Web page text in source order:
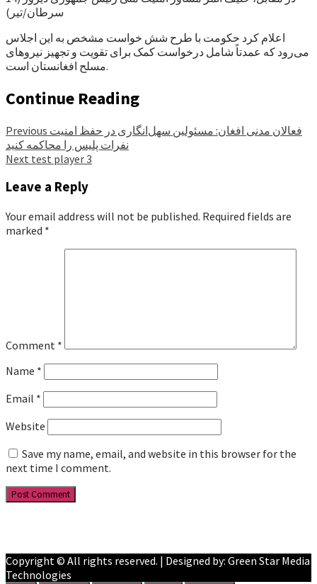
سرطان/تیر)
اعلام کرد حکومت با طرح شش خواست مشخص به این اجلاس
می‌رود که عمدتاً شامل درخواست کمک برای تقویت و تجهیز نیروهای
مسلح افغانستان است.
Continue Reading
Previous
نفرات پلیس را محاکمه کنید
Next test player 3
Leave a Reply
Your email address will not be published. Required fields are
marked *
Comment *
Name *
Email *
Website
Save my name, email, and website in this browser for the
next time I comment.
Copyright © All rights reserved. | Designed by: Green Star Media
Technologies